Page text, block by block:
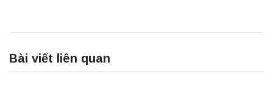
Bài viết liên quan